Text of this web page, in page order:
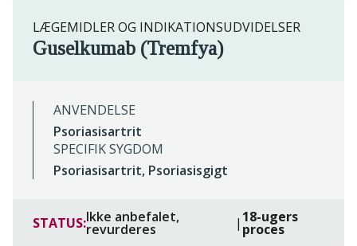
LÆGEMIDLER OG INDIKATIONSUDVIDELSER
Guselkumab (Tremfya)
ANVENDELSE
Psoriasisartrit
SPECIFIK SYGDOM
Psoriasisartrit, Psoriasisgigt
STATUS:Ikke anbefalet,
revurderes | 18-ugers
proces